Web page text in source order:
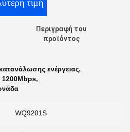
τιμή
Περιγραφή του
προϊόντος
ενέργειας,
,
WQ9201S